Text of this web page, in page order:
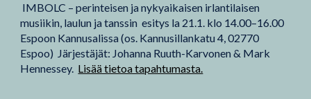
IMBOLC – perinteisen ja nykyaikaisen irlantilaisen
musiikin, laulun ja tanssin esitys la 21.1. klo 14.00–16.00
Espoon Kannusalissa (os. Kannusillankatu 4, 02770
Espoo) Järjestäjät: Johanna Ruuth-Karvonen & Mark
Hennessey. Lisää tietoa tapahtumasta.